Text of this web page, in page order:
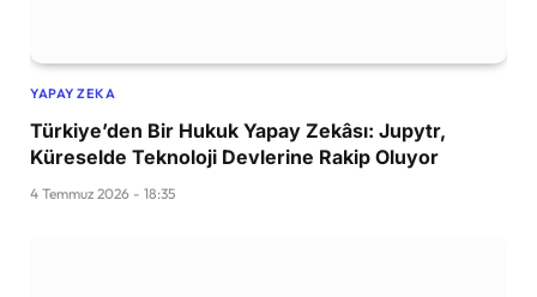
YAPAY ZEKA
Türkiye’den Bir Hukuk Yapay Zekâsı: Jupytr,
Küreselde Teknoloji Devlerine Rakip Oluyor
4 Temmuz 2026 - 18:35